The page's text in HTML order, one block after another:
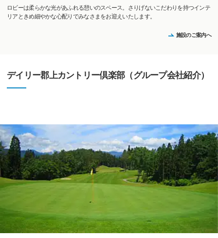
ロビーは柔らかな光があふれる憩いのスペース。さりげないこだわりを持つインテ
リアときめ細やかな心配りでみなさまをお迎えいたします。
施設のご案内へ
デイリー郡上カントリー倶楽部（グループ会社紹介）